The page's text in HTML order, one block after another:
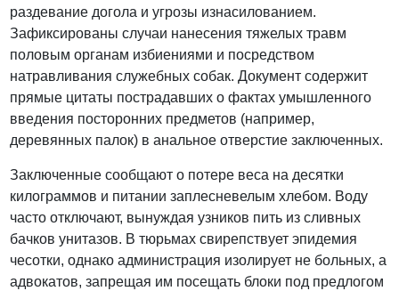
раздевание догола и угрозы изнасилованием.
Зафиксированы случаи нанесения тяжелых травм
половым органам избиениями и посредством
натравливания служебных собак. Документ содержит
прямые цитаты пострадавших о фактах умышленного
введения посторонних предметов (например,
деревянных палок) в анальное отверстие заключенных.
Заключенные сообщают о потере веса на десятки
килограммов и питании заплесневелым хлебом. Воду
часто отключают, вынуждая узников пить из сливных
бачков унитазов. В тюрьмах свирепствует эпидемия
чесотки, однако администрация изолирует не больных, а
адвокатов, запрещая им посещать блоки под предлогом